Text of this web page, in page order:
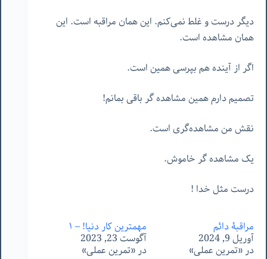
دیگر درست و غلط نمی‌کنم. این همان مراقبه است. این
همان مشاهده است.
اگر از آینده هم بپرسی همین است.
تصمیم دارم همین مشاهده گر باقی بمانم!
نقش من مشاهده‌گری است.
یک مشاهده گر خاموش.
درست مثل خدا !
مراقبۀ دائم
آوریل 9, 2024
در «تمرین عملی»
مهمترین کارِ دنیا! – ١
آگوست 23, 2023
در «تمرین عملی»